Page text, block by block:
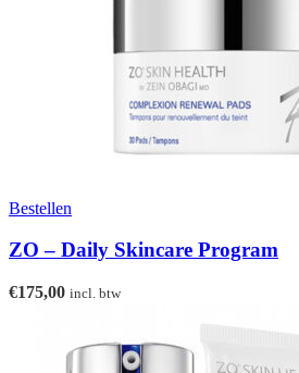
Bestellen
ZO – Daily Skincare Program
€175,00 incl. btw